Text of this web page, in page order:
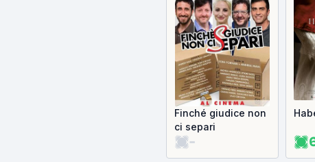
Finché giudice non
ci separi
-